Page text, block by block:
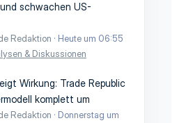
schwachen US-
Redaktion
Heute um 06:55
& Diskussionen
Wirkung: Trade Republic
komplett um
Redaktion
Donnerstag um